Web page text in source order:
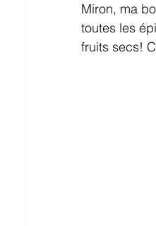
Miron, ma
toutes les
fruits secs!